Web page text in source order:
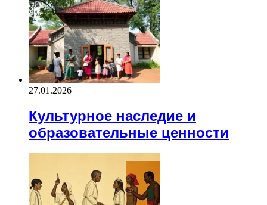
27.01.2026
Культурное наследие и
образовательные ценности